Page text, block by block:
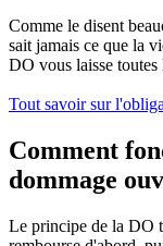
Comme le disent
sait jamais ce que la
DO vous laisse toutes
Tout savoir sur
Comment
dommage
Le principe de la DO